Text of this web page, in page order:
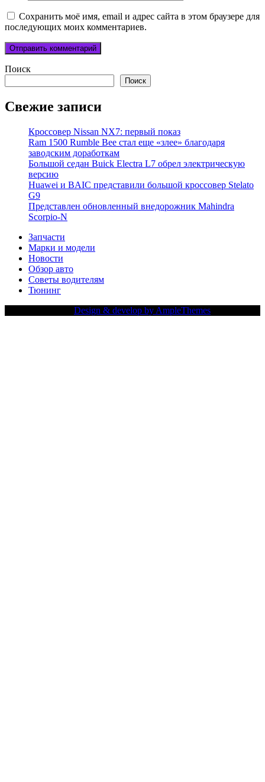
Сохранить моё имя, email и адрес сайта в этом браузере для
последующих моих комментариев.
Поиск
Поиск
Свежие записи
Кроссовер Nissan NX7: первый показ
Ram 1500 Rumble Bee стал еще «злее» благодаря
заводским доработкам
Большой седан Buick Electra L7 обрел электрическую
версию
Huawei и BAIC представили большой кроссовер Stelato
G9
Представлен обновленный внедорожник Mahindra
Scorpio-N
Запчасти
Марки и модели
Новости
Обзор авто
Советы водителям
Тюнинг
Design & develop by AmpleThemes